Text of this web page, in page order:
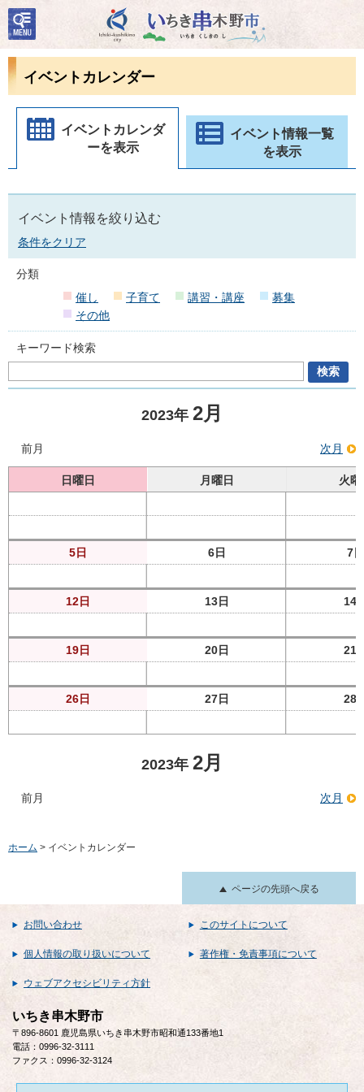
いちき串木野市
検
索・
共通
ューイベントカレンダー
イベントカレンダ
ーを表示
イベント情報一覧
を表示
イベント情報を絞り込む
条件をクリア
分類
催し
子育て 講習・講座
募集
その他
キーワード検索
前月
2023年 2月
次月
日曜日 月曜日 火曜
5日 6日 7日
12日 13日 14
19日 20日 21
26日 27日 28
前月
2023年 2月
次月
ホーム > イベントカレンダー
ページの先頭へ戻る
お問い合わせ このサイトについて
個人情報の取り扱いについて 著作権・免責事項について
ウェブアクセシビリティ方針
いちき串木野市
〒896-8601 鹿児島県いちき串木野市昭和通133番地1
電話：0996-32-3111
ファクス：0996-32-3124